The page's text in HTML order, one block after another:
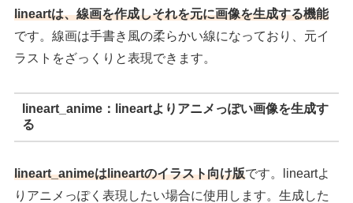
lineartは、線画を作成しそれを元に画像を生成する機能
です。線画は手書き風の柔らかい線になっており、元イ
ラストをざっくりと表現できます。
lineart_anime：lineartよりアニメっぽい画像を生成す
る
lineart_animeはlineartのイラスト向け版です。lineartよ
りアニメっぽく表現したい場合に使用します。生成した